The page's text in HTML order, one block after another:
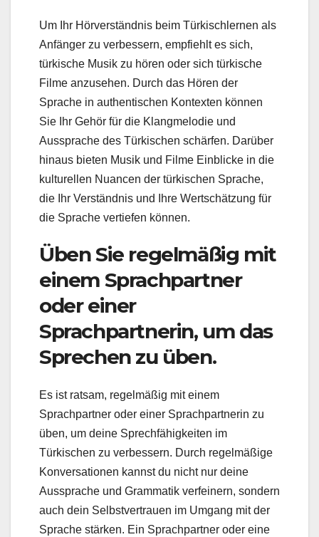
Um Ihr Hörverständnis beim Türkischlernen als
Anfänger zu verbessern, empfiehlt es sich,
türkische Musik zu hören oder sich türkische
Filme anzusehen. Durch das Hören der
Sprache in authentischen Kontexten können
Sie Ihr Gehör für die Klangmelodie und
Aussprache des Türkischen schärfen. Darüber
hinaus bieten Musik und Filme Einblicke in die
kulturellen Nuancen der türkischen Sprache,
die Ihr Verständnis und Ihre Wertschätzung für
die Sprache vertiefen können.
Üben Sie regelmäßig mit
einem Sprachpartner
oder einer
Sprachpartnerin, um das
Sprechen zu üben.
Es ist ratsam, regelmäßig mit einem
Sprachpartner oder einer Sprachpartnerin zu
üben, um deine Sprechfähigkeiten im
Türkischen zu verbessern. Durch regelmäßige
Konversationen kannst du nicht nur deine
Aussprache und Grammatik verfeinern, sondern
auch dein Selbstvertrauen im Umgang mit der
Sprache stärken. Ein Sprachpartner oder eine